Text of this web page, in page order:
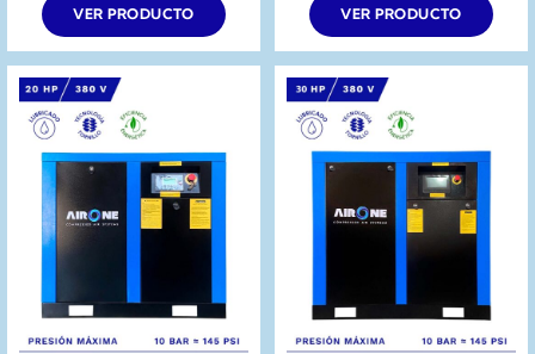
VER PRODUCTO VER PRODUCTO